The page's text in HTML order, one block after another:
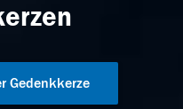
Gedenkkerze